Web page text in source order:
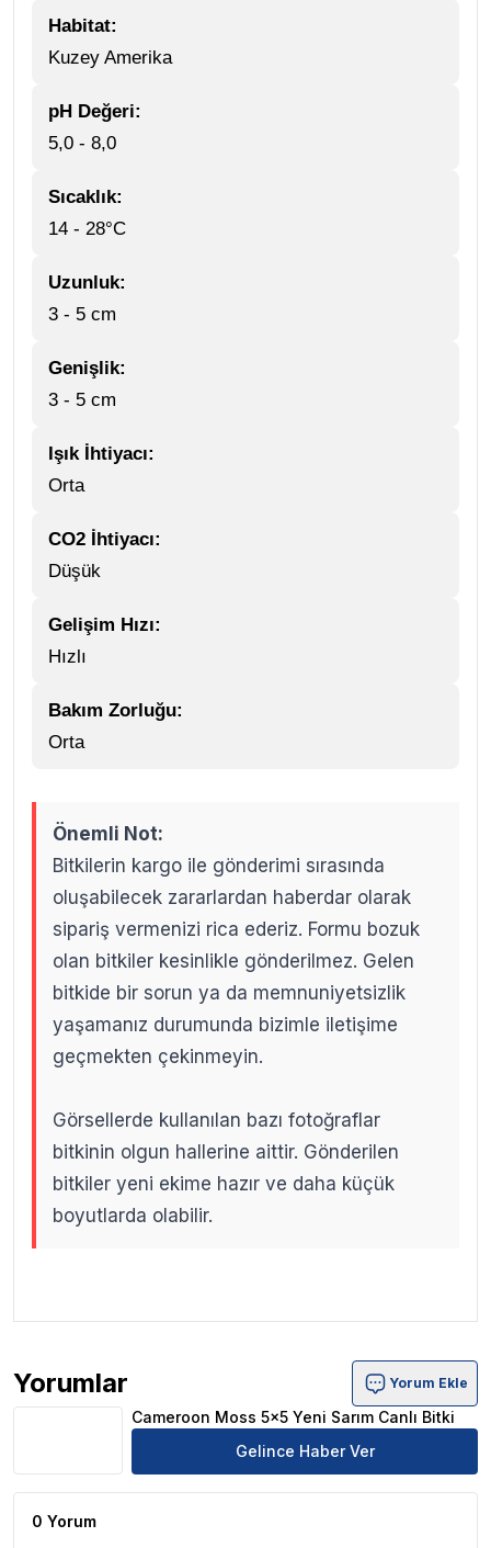
Habitat:
Kuzey Amerika
pH Değeri:
5,0 - 8,0
Sıcaklık:
14 - 28°C
Uzunluk:
3 - 5 cm
Genişlik:
3 - 5 cm
Işık İhtiyacı:
Orta
CO2 İhtiyacı:
Düşük
Gelişim Hızı:
Hızlı
Bakım Zorluğu:
Orta
Önemli Not:
Bitkilerin kargo ile gönderimi sırasında
oluşabilecek zararlardan haberdar olarak
sipariş vermenizi rica ederiz. Formu bozuk
olan bitkiler kesinlikle gönderilmez. Gelen
bitkide bir sorun ya da memnuniyetsizlik
yaşamanız durumunda bizimle iletişime
geçmekten çekinmeyin.
Görsellerde kullanılan bazı fotoğraflar
bitkinin olgun hallerine aittir. Gönderilen
bitkiler yeni ekime hazır ve daha küçük
boyutlarda olabilir.
Yorumlar
Cameroon Moss 5x5 Yeni Sarım Canlı Bitki Ürün
Yorum Ekle
Cameroon Moss 5x5 Yeni Sarım Canlı Bitki
Gelince Haber Ver
0 Yorum